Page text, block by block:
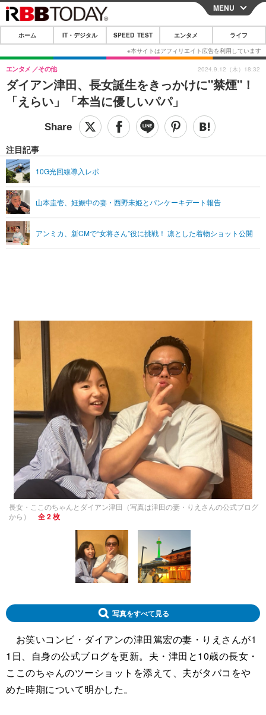
CLOSE
ホーム
IT・デジタル
IT・デジタルTOP スマートフォン
ショッピング その他
SPEED TEST
エンタメTOP 映画・ドラマ
グラビア ブログ
ショッピング その他
ライフTOP
リリース一覧
プッシュ通知の停止方法
MENU
ホーム IT・デジタル SPEED TEST エンタメ ライフ
ダイアン津田、長女誕生をきっかけに"禁煙"！
「えらい」「本当に優しいパパ」
エンタメ その他
注目記事
10G光回線導入レポ
山本圭壱、妊娠中の妻・西野未姫とパンケーキデート報告
アンミカ、新CMで“女将さん”役に挑戦！ 凛とした着物ショット公開
2024.9.12（木）18:32
長女・ここのちゃんとダイアン津田（写真は津田の妻・りえさんの公式ブログ
から）
全 2 枚
写真をすべて見る
お笑いコンビ・ダイアンの津田篤宏の妻・りえさんが1
1日、自身の公式ブログを更新。夫・津田と10歳の長女・
ここのちゃんのツーショットを添えて、夫がタバコをや
めた時期について明かした。